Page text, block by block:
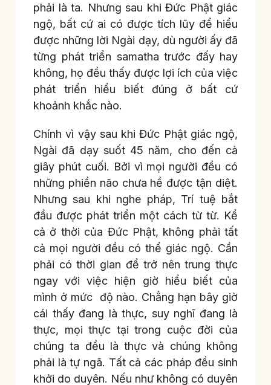
phải là ta. Nhưng sau khi Đức Phật giác
ngộ, bất cứ ai có được tích lũy để hiểu
được những lời Ngài dạy, dù người ấy đã
từng phát triển samatha trước đấy hay
không, họ đều thấy được lợi ích của việc
phát triển hiểu biết đúng ở bất cứ
khoảnh khắc nào.
Chính vì vậy sau khi Đức Phật giác ngộ,
Ngài đã dạy suốt 45 năm, cho đến cả
giây phút cuối. Bởi vì mọi người đều có
những phiền não chưa hề được tận diệt.
Nhưng sau khi nghe pháp, Trí tuệ bắt
đầu được phát triển một cách từ từ. Kể
cả ở thời của Đức Phật, không phải tất
cả mọi người đều có thể giác ngộ. Cần
phải có thời gian để trở nên trung thực
ngay với việc hiện giờ hiểu biết của
mình ở mức độ nào. Chẳng hạn bây giờ
cái thấy đang là thực, suy nghĩ đang là
thực, mọi thực tại trong cuộc đời của
chúng ta đều là thực và chúng không
phải là tự ngã. Tất cả các pháp đều sinh
khởi do duyên. Nếu như không có duyên